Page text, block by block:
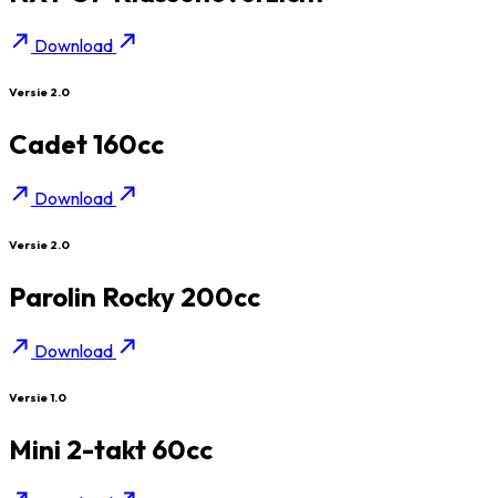
Download
Versie 2.0
Cadet 160cc
Download
Versie 2.0
Parolin Rocky 200cc
Download
Versie 1.0
Mini 2-takt 60cc